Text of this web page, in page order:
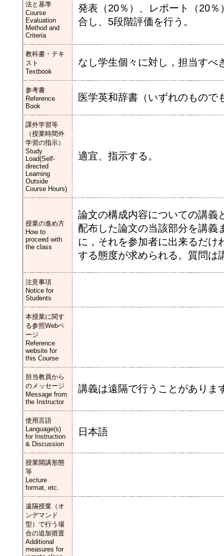
法と基準
Course
Evaluation
Method and
Criteria
発表（20％）、レポート（20
合し、5段階評価を行う。
教科書・テキ
スト
Textbook
なし学生個々に対し，担当すべ
参考書
Reference
Book
医学英和辞書（いずれのもので
課外学習等
（授業時間外
学習の指示）
Study
Load(Self-
directed
Learning
Outside
Course Hours)
適宜、指示する。
授業の進め方
How to
proceed with
the class
論文の構成内容についての講義
配布した論文の当該部分を講義
に，それを参加者に出来るだけ
する態度が求められる。質問は
注意事項
Notice for
Students
本授業に関す
る参照Webペ
ージ
Reference
website for
this Course
担当教員から
のメッセージ
Message from
the Instructor
講義は遠隔で行うことがありま
使用言語
Language(s)
for Instruction
& Discussion
日本語
授業開講形態
等
Lecture
format, etc.
遠隔授業（オ
ンデマンド
型）で行う場
合の追加措置
Additional
measures for